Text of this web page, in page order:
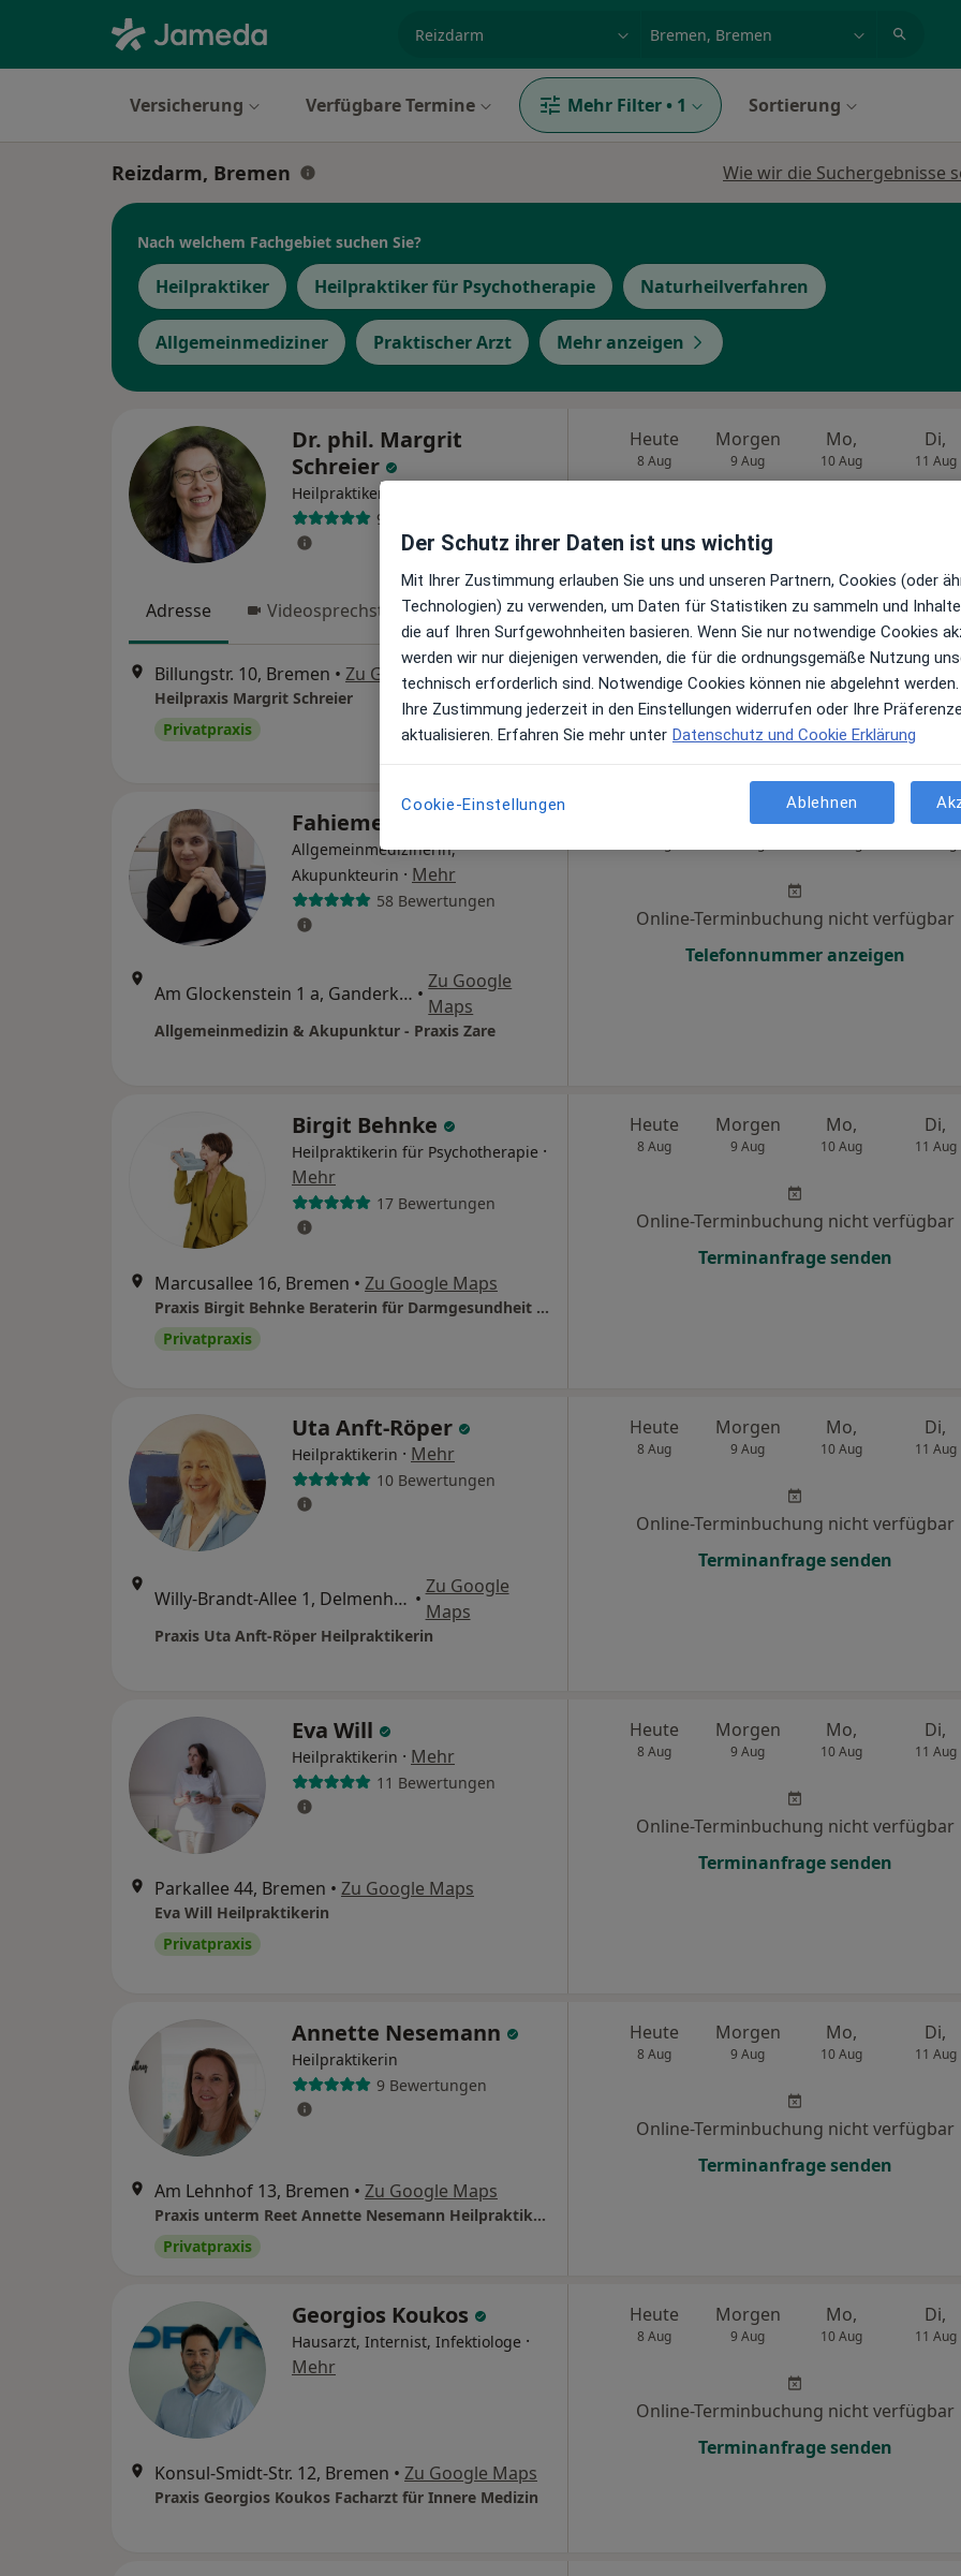
Versicherung Verfügbare Termine Mehr Filter • 1 Sortierung
Reizdarm, Bremen Wie wir die Suchergebnisse
Nach welchem Fachgebiet suchen Sie?
Heilpraktiker Heilpraktiker für Psychotherapie Naturheilverfahren
Allgemeinmediziner Praktischer Arzt Mehr anzeigen
Dr. phil. Margrit
Schreier
Heilpraktikerin
9 Bewertungen
Adresse Videosprechstunde
Billungstr. 10, Bremen • Zu Google Maps
Heilpraxis Margrit Schreier
Privatpraxis
Heute
8 Aug
Morgen
9 Aug
Mo,
10 Aug
Di,
11 Aug
Online-Terminbuchung nicht verfügbar
Terminanfrage senden
Fahieme Zare
Allgemeinmedizinerin,
Akupunkteurin · Mehr
58 Bewertungen
Am Glockenstein 1 a, Ganderkesee •
Zu Google
Maps
Allgemeinmedizin & Akupunktur - Praxis Zare
Morgen Mo, Di,
Online-Terminbuchung nicht verfügbar
Telefonnummer anzeigen
Birgit Behnke
Heilpraktikerin für Psychotherapie ·
Mehr
17 Bewertungen
Marcusallee 16, Bremen • Zu Google Maps
Praxis Birgit Behnke Beraterin für Darmgesundheit (IHK), Ernährungsberatung
Privatpraxis
Heute
8 Aug
Morgen
9 Aug
Mo,
10 Aug
Di,
11 Aug
Online-Terminbuchung nicht verfügbar
Terminanfrage senden
Uta Anft-Röper
Heilpraktikerin · Mehr
10 Bewertungen
Willy-Brandt-Allee 1, Delmenhorst •
Zu Google
Maps
Praxis Uta Anft-Röper Heilpraktikerin
Heute
8 Aug
Morgen
9 Aug
Mo,
10 Aug
Di,
11 Aug
Online-Terminbuchung nicht verfügbar
Terminanfrage senden
Eva Will
Heilpraktikerin · Mehr
11 Bewertungen
Parkallee 44, Bremen • Zu Google Maps
Eva Will Heilpraktikerin
Privatpraxis
Heute
8 Aug
Morgen
9 Aug
Mo,
10 Aug
Di,
11 Aug
Online-Terminbuchung nicht verfügbar
Terminanfrage senden
Annette Nesemann
Heilpraktikerin
9 Bewertungen
Am Lehnhof 13, Bremen • Zu Google Maps
Praxis unterm Reet Annette Nesemann Heilpraktikerin
Privatpraxis
Heute
8 Aug
Morgen
9 Aug
Mo,
10 Aug
Di,
11 Aug
Online-Terminbuchung nicht verfügbar
Terminanfrage senden
Georgios Koukos
Hausarzt, Internist, Infektiologe ·
Mehr
Konsul-Smidt-Str. 12, Bremen • Zu Google Maps
Praxis Georgios Koukos Facharzt für Innere Medizin
Heute
8 Aug
Morgen
9 Aug
Mo,
10 Aug
Di,
11 Aug
Online-Terminbuchung nicht verfügbar
Terminanfrage senden
Der Schutz ihrer Daten ist uns wichtig
Mit Ihrer Zustimmung erlauben Sie uns und unseren Partnern, Cookies (oder
Technologien) zu verwenden, um Daten für Statistiken zu sammeln und
die auf Ihren Surfgewohnheiten basieren. Wenn Sie nur notwendige Cookies
werden wir nur diejenigen verwenden, die für die ordnungsgemäße Nutzung
technisch erforderlich sind. Notwendige Cookies können nie abgelehnt werden.
Ihre Zustimmung jederzeit in den Einstellungen widerrufen oder Ihre
aktualisieren. Erfahren Sie mehr unter Datenschutz und Cookie Erklärung
Cookie-Einstellungen Ablehnen